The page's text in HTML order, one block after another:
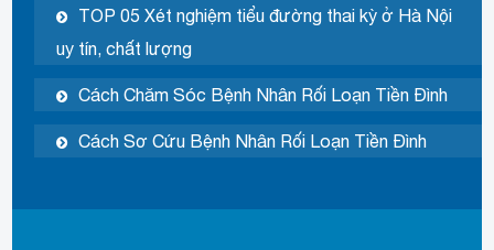
TOP 05 Xét nghiệm tiểu đường thai kỳ ở Hà Nội
uy tín, chất lượng
Cách Chăm Sóc Bệnh Nhân Rối Loạn Tiền Đình
Cách Sơ Cứu Bệnh Nhân Rối Loạn Tiền Đình